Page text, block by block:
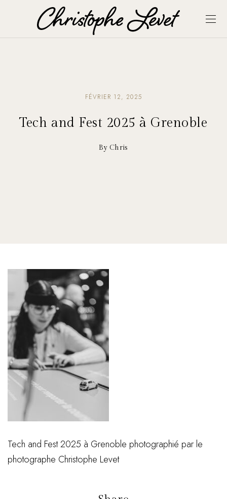
FÉVRIER 12, 2025
Tech and Fest 2025 à Grenoble
By Chris
Tech and Fest 2025 à Grenoble photographié par le
photographe Christophe Levet